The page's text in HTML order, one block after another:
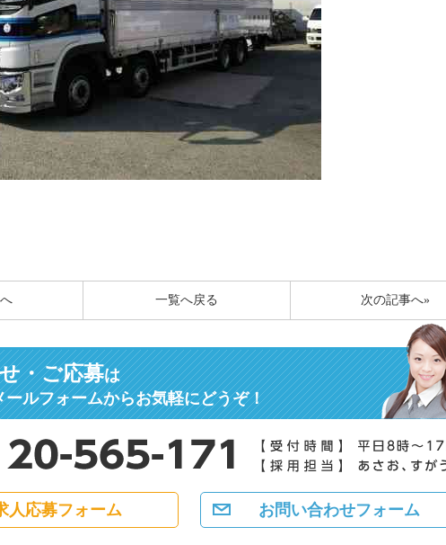
次の記事へ»
一覧へ戻る
・ご応募は
ールフォームからお気軽にどうぞ！
人応募フォーム お問い合わせフォーム